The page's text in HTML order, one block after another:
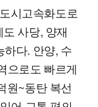
시고속화도로
사당, 양재
하다. 안양, 수
으로도 빠르게
원~동탄 복선